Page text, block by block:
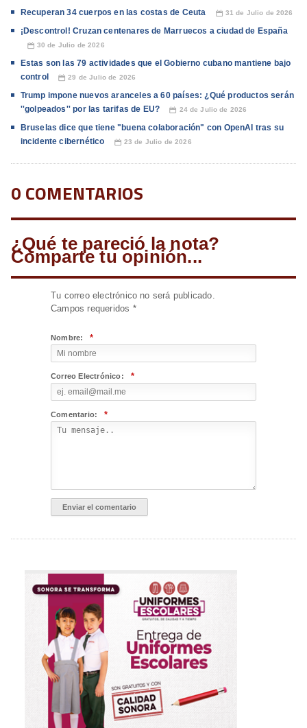
Recuperan 34 cuerpos en las costas de Ceuta 📅 31 de Julio de 2026
¡Descontrol! Cruzan centenares de Marruecos a ciudad de España
📅 30 de Julio de 2026
Estas son las 79 actividades que el Gobierno cubano mantiene bajo
control
📅 29 de Julio de 2026
Trump impone nuevos aranceles a 60 países: ¿Qué productos serán
''golpeados'' por las tarifas de EU?
📅 24 de Julio de 2026
Bruselas dice que tiene "buena colaboración" con OpenAI tras su
incidente cibernético
📅 23 de Julio de 2026
0 COMENTARIOS
¿Qué te pareció la nota?
Comparte tu opinión...
Tu correo electrónico no será publicado.
Campos requeridos *
Nombre: *
Correo Electrónico: *
Comentario: *